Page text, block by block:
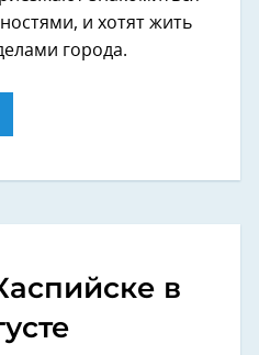
и хотят жить
города.
в